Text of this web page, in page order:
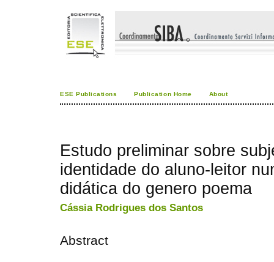
ESE Publications Publication Home About
Estudo preliminar sobre
identidade do aluno-leitor
didática do genero poema
Cássia Rodrigues dos Santos
Abstract